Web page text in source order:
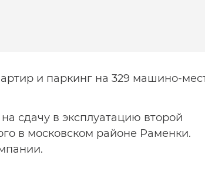
и паркинг на 329 машино-
сдачу в эксплуатацию второй
в московском районе Раменки.